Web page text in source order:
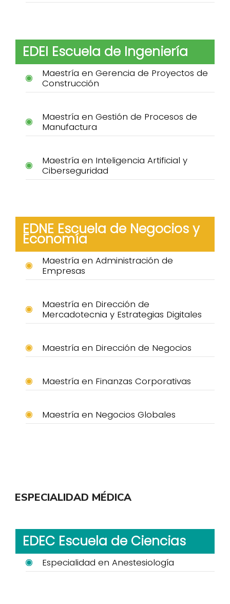
EDEI Escuela de Ingeniería
Maestría en Gerencia de Proyectos de
Construcción
Maestría en Gestión de Procesos de
Manufactura
Maestría en Inteligencia Artificial y
Ciberseguridad
EDNE Escuela de Negocios y
Economía
Maestría en Administración de
Empresas
Maestría en Dirección de
Mercadotecnia y Estrategias Digitales
Maestría en Dirección de Negocios
Maestría en Finanzas Corporativas
Maestría en Negocios Globales
ESPECIALIDAD MÉDICA
EDEC Escuela de Ciencias
Especialidad en Anestesiología